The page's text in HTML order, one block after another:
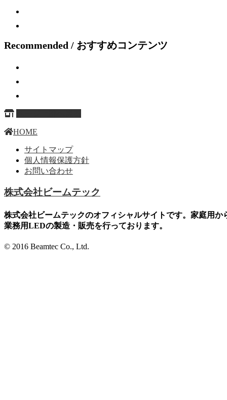
Recommended / おすすめコンテンツ
HOME
サイトマップ
個人情報保護方針
お問い合わせ
株式会社ビームテック
株式会社ビームテックのオフィシャルサイトです。家庭用か
業務用LEDの製造・販売を行っております。
© 2016 Beamtec Co., Ltd.